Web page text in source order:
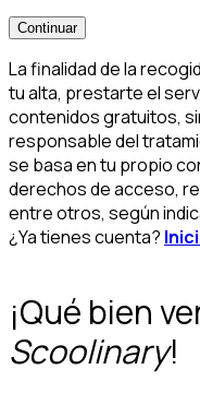
Continuar
La finalidad de la
tu alta, prestarte el
contenidos gratuitos,
responsable del
se basa en tu propio
derechos de acceso,
entre otros, según
¿Ya tienes cuenta?
¡Qué bien
Scoolinary!